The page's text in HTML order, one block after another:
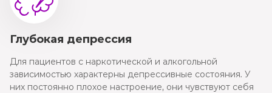
Глубокая депрессия
Для пациентов с наркотической и алкогольной
зависимостью характерны депрессивные состояния. У
них постоянно плохое настроение, они чувствуют себя